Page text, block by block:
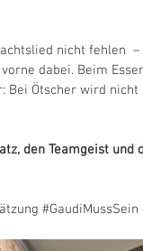
nicht fehlen
dabei. Beim
Bei Ötscher wird
den Teamgeist und
#GaudiMussSein